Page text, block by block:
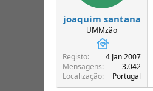
joaquim santana
UMMzão
Registo
4 Jan 2007
Mensagens
3.042
Localização
Portugal